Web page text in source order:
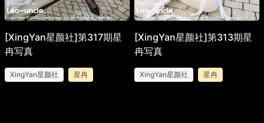
[XingYan星颜社]第317期星
冉写真
XingYan星颜社 星冉
[XingYan星颜社]第313期星
冉写真
XingYan星颜社 星冉